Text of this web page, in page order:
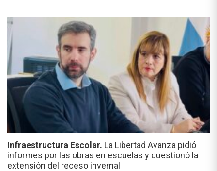
Infraestructura Escolar. La Libertad Avanza pidió
informes por las obras en escuelas y cuestionó la
extensión del receso invernal